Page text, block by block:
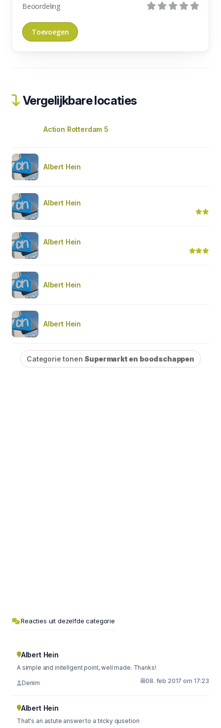
Beoordeling
Vergelijkbare locaties
Action Rotterdam 5
Albert Hein
Albert Hein
Albert Hein
Albert Hein
Albert Hein
Categorie tonen Supermarkt en boodschappen
Reacties uit dezelfde categorie
Albert Hein
A simple and initellgent point, well made. Thanks!
Denim 08. feb 2017 om 17:23
Albert Hein
That's an astute answer to a tricky qusetion